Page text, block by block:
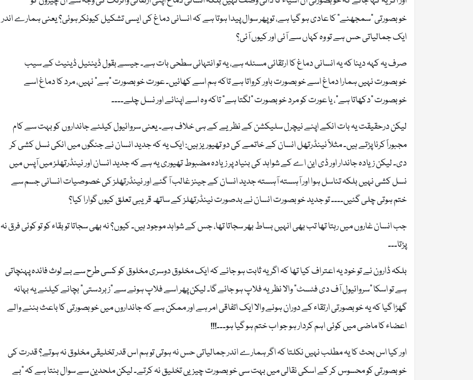
خوبصورتی “سمجھنے” کا عادی ہو گیا ہے، تو پھر سوال پیدا ہوتا ہے کہ انسانی دماغ کی ایسی تشکیل کیونکر ہوئی؟ یعنی ہمارے اندر
ایک جمالیاتی حس ہے تو وہ کہاں سے آئی اور کیوں آئی؟
صرف یہ کہہ دینا کہ یہ انسانی دماغ کا ارتقائی مسئلہ ہے، یہ تو انتہائی سطحی بات ہے۔ جیسے بقول ڈینئیل ڈینیٹ کے سیب
خوبصورت نہیں ہمارا دماغ اسے خوبصورت باور کرواتا ہے تاکہ ہم اسے کھائیں۔ عورت خوبصورت “ہے” نہیں، مرد کا دماغ اسے
خوبصورت “دکھاتا ہے”، یا عورت کو مرد خوبصورت “لگتا ہے” تاکہ وہ اسے اپنائے اور نسل چلے۔۔۔۔
لیکن درحقیقت یہ بات انکے اپنے نیچرل سلیکشن کے نظریے کے ہی خلاف ہے۔ یعنی سروائیول کیلئے جانداروں کو بہت سے کام
مجبوراً کرنا پڑتے ہیں۔ مثلاً نینڈرتھل انسان کے خاتمے کی دو تھیوریز ہیں: ایک یہ کہ جدید انسان نے جنگوں میں انکی نسل کشی کر
دی۔ لیکن زیادہ جاندار اور ڈی این اے کے شواہد کی بنیاد پر زیادہ مضبوط تھیوری یہ ہے کہ جدید انسان اور نینڈرتھلز میں آپس میں
نسل کشی نہیں بلکہ تناسل ہوا اور آہستہ آہستہ جدید انسان کے جینز غالب آ گئے اور نینڈرتھلز کی خصوصیات انسانی جسم سے
ختم ہوتی چلی گئیں۔۔۔۔ تو جدید خوبصورت انسان نے بدصورت نینڈرتھلز کے ساتھ قریبی تعلق کیوں گوارا کیا؟
جب انسان غاروں میں رہتا تھا تب بھی انہیں بساط بھر سجاتا تھا، جس کے شواہد موجود ہیں۔ کیوں؟ نہ بھی سجاتا تو بقاء کو تو کوئی فرق نہ
پڑتا۔۔۔
بلکہ ڈارون نے تو خود یہ اعتراف کیا تھا کہ اگر یہ ثابت ہو جائے کہ ایک مخلوق دوسری مخلوق کو کسی طرح سے بے لوث فائدہ پہنچاتی
ہے تو اسکا “سروائیول آف دی فٹسٹ” والا نظریہ فلاپ ہو جائے گا۔ لیکن پھر اسے فلاپ ہونے سے “زبردستی” بچانے کیلئے یہ بہانہ
گھڑا گیا کہ یہ خوبصورتی ارتقاء کے دوران ہونے والا ایک اتفاقی امر ہے اور ممکن ہے کہ جانداروں میں خوبصورتی کا باعث بننے والے
اعضاء کا ماضی میں کوئی اہم کردار ہو جو اب ختم ہو گیا ہو۔۔۔!!!
اور کیا اس بحث کا یہ مطلب نہیں نکلتا کہ اگر ہمارے اندر جمالیاتی حس نہ ہوتی تو ہم اس قدر تخلیقی مخلوق نہ ہوتے؟ قدرت کی
خوبصورتی کو محسوس کر کے اسکی نقالی میں بہت سی خوبصورت چیزیں تخلیق نہ کرتے۔ لیکن ملحدین سے سوال بنتا ہے کہ “بے